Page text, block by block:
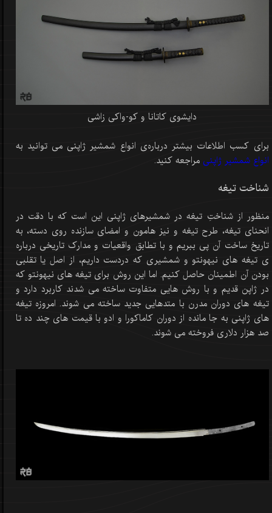
دایشوی کاتانا و کو-واکی زاشی
برای کسب اطلاعات بیشتر درباره‌‌ی انواع شمشیر ژاپنی می توانید به
انواع شمشیر ژاپنی مراجعه کنید.
شناخت تیغه
منظور از شناختِ تیغه در شمشیرهای ژاپنی این است که با دقت در
انحنای تیغه، طرح تیغه و نیز هامون و امضای سازنده روی دسته، به
تاریخ ساخت آن پی ببریم و با تطابق واقعیات و مدارک تاریخی درباره
ی تیغه های نیهونتو و شمشیری که دردست داریم، از اصل یا تقلبی
بودن آن اطمینان حاصل کنیم. اما این روش برای تیغه های نیهونتو که
در ژاپن قدیم و با روش هایی متفاوت ساخته می شدند کاربرد دارد و
تیغه های دوران مدرن با متدهایی جدید ساخته می شوند. امروزه تیغه
های ژاپنی به جا مانده از دوران کاماکورا و ادو با قیمت های چند ده تا
صد هزار دلاری فروخته می شوند.